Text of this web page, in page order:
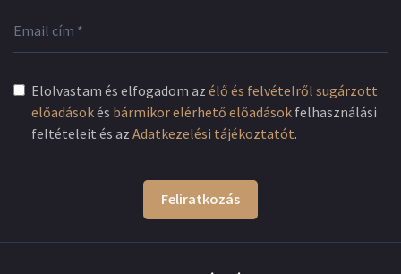
Elolvastam és elfogadom az élő és felvételről sugárzott
előadásokés bármikor elérhető előadások felhasználási
feltételeit és az Adatkezelési tájékoztatót.
Feliratkozás